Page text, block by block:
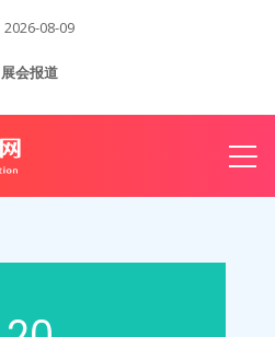
2026-08-09
展会报道